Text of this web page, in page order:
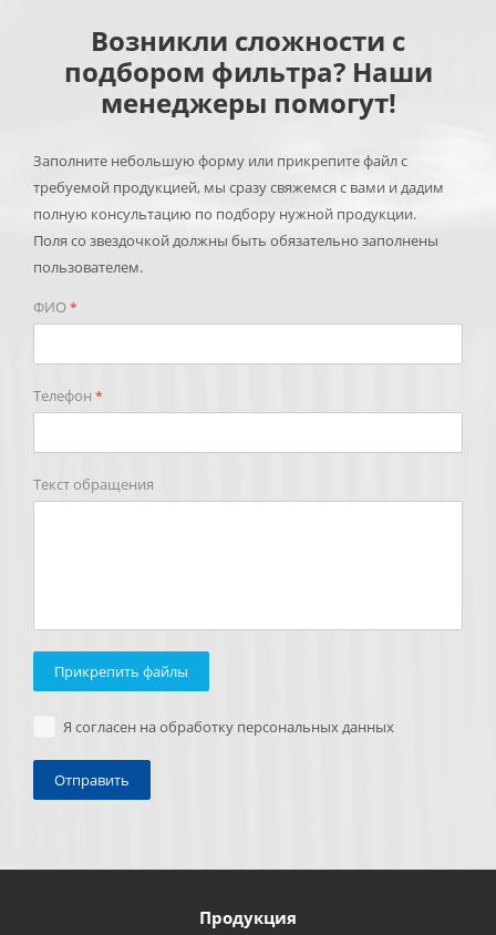
Возникли сложности с
подбором фильтра? Наши
менеджеры помогут!
Заполните небольшую форму или прикрепите файл с
требуемой продукцией, мы сразу свяжемся с вами и дадим
полную консультацию по подбору нужной продукции.
Поля со звездочкой должны быть обязательно заполнены
пользователем.
ФИО*
Телефон *
Текст обращения
Прикрепить файлы
Я согласен на обработку персональных данных
Продукция